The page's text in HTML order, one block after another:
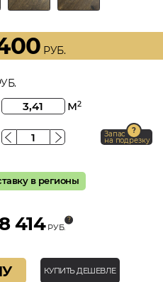
РУБ.
м2
Запас
на подрезку
в регионы
414 РУБ.
КУПИТЬ ДЕШЕВЛЕ